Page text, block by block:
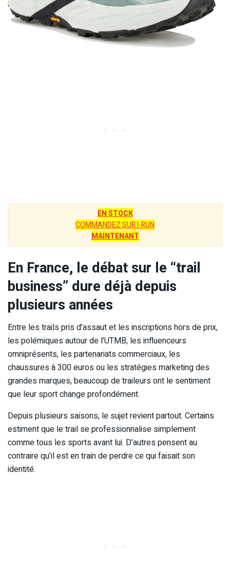
EN STOCK
COMMANDEZ SUR I-RUN
MAINTENANT
En France, le débat sur le “trail
business” dure déjà depuis
plusieurs années
Entre les trails pris d’assaut et les inscriptions hors de prix,
les polémiques autour de l’UTMB, les influenceurs
omniprésents, les partenariats commerciaux, les
chaussures à 300 euros ou les stratégies marketing des
grandes marques, beaucoup de traileurs ont le sentiment
que leur sport change profondément.
Depuis plusieurs saisons, le sujet revient partout. Certains
estiment que le trail se professionnalise simplement
comme tous les sports avant lui. D’autres pensent au
contraire qu’il est en train de perdre ce qui faisait son
identité.